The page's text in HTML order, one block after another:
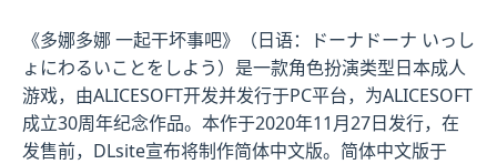
《多娜多娜 一起干坏事吧》（日语：ドーナドーナ いっし
ょにわるいことをしよう）是一款角色扮演类型日本成人
游戏，由ALICESOFT开发并发行于PC平台，为ALICESOFT
成立30周年纪念作品。本作于2020年11月27日发行，在
发售前，DLsite宣布将制作简体中文版。简体中文版于